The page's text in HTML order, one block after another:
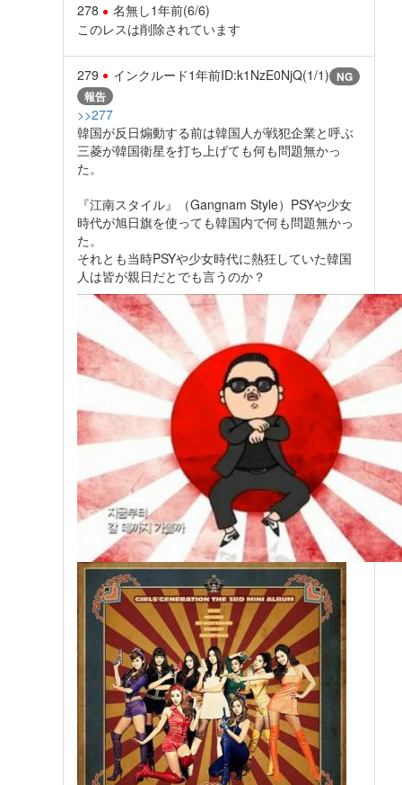
278 名無し1年前(6/6)
このレスは削除されています
279 インクルード1年前ID:k1NzE0NjQ(1/1) NG
報告
>>277
韓国が反日煽動する前は韓国人が戦犯企業と呼ぶ
三菱が韓国衛星を打ち上げても何も問題無かっ
た。
『江南スタイル』（Gangnam Style）PSYや少女
時代が旭日旗を使っても韓国内で何も問題無かっ
た。
それとも当時PSYや少女時代に熱狂していた韓国
人は皆が親日だとでも言うのか？